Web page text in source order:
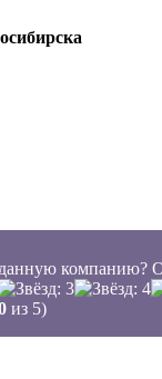
компанию?
из 5)